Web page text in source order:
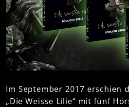
Im September 2017 erschien
„Die Weisse Lilie“ mit fünf